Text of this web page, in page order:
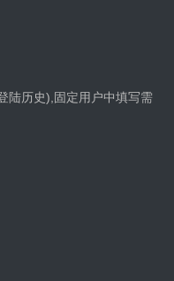
陆历史),固定用户中填写需